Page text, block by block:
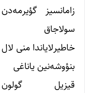
زامانسیز گؤیرمه‌دن
سولاجاق
خاطیرلایاندا منی لال
بنؤوشه‌نین یاناغی
قیزیل گولون